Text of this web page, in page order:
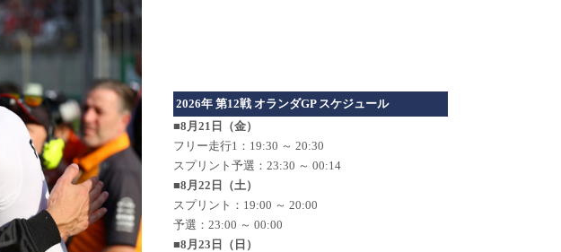
2026年 第12戦 オランダGP スケジュール
■8月21日（金）
フリー走行1：19:30 ～ 20:30
スプリント予選：23:30 ～ 00:14
■8月22日（土）
スプリント：19:00 ～ 20:00
予選：23:00 ～ 00:00
■8月23日（日）